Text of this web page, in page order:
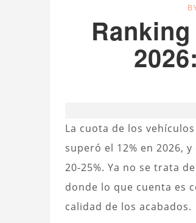
La cuota de los
superó el 12% en 2026,
20-25%. Ya no se trata
donde lo que cuenta es
calidad de los acabados.